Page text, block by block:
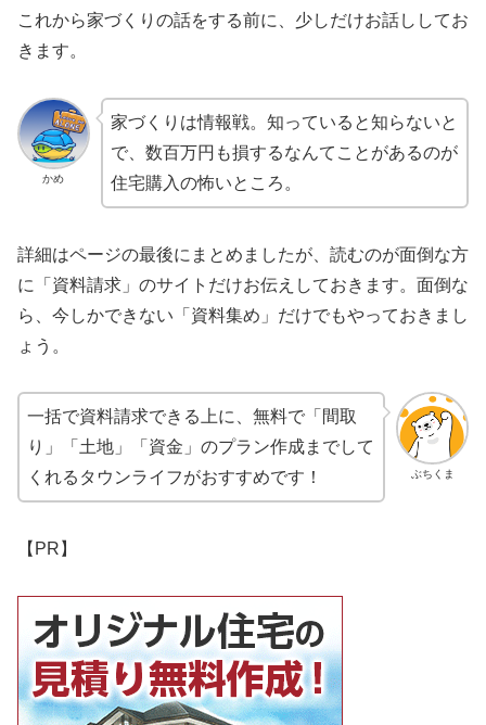
これから家づくりの話をする前に、少しだけお話ししてお
きます。
かめ
家づくりは情報戦。知っていると知らないと
で、数百万円も損するなんてことがあるのが
住宅購入の怖いところ。
詳細はページの最後にまとめましたが、読むのが面倒な方
に「資料請求」のサイトだけお伝えしておきます。面倒な
ら、今しかできない「資料集め」だけでもやっておきまし
ょう。
ぶちくま
一括で資料請求できる上に、無料で「間取
り」「土地」「資金」のプラン作成までして
くれるタウンライフがおすすめです！
【PR】